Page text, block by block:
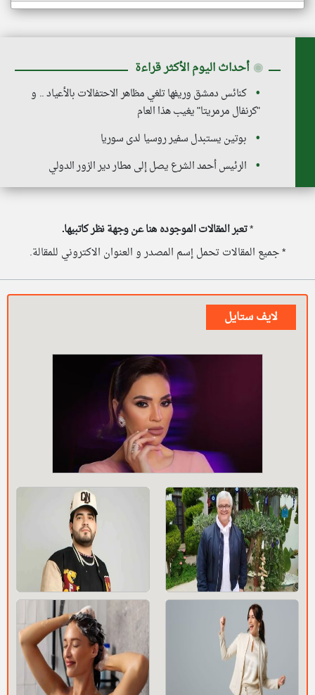
◉ أحداث اليوم الأكثر قراءة
كنائس دمشق وريفها تلغي مظاهر الاحتفالات بالأعياد .. و
"كرنفال مرمريتا" يغيب هذا العام
بوتين يستبدل سفير روسيا لدى سوريا
الرئيس أحمد الشرع يصل إلى مطار دير الزور الدولي
*تعبر المقالات الموجوده هنا عن وجهة نظر كاتبيها.
* جميع المقالات تحمل إسم المصدر و العنوان الاكتروني للمقالة.
لايف ستايل